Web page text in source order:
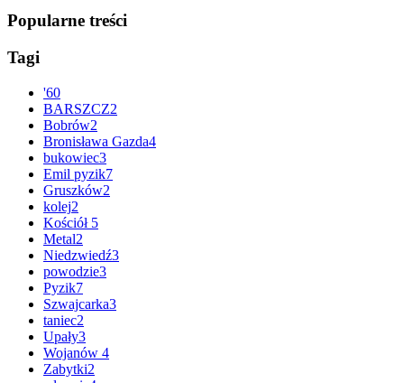
Popularne treści
Tagi
'60
BARSZCZ2
Bobrów2
Bronisława Gazda4
bukowiec3
Emil pyzik7
Gruszków2
kolej2
Kościół 5
Metal2
Niedzwiedź3
powodzie3
Pyzik7
Szwajcarka3
taniec2
Upały3
Wojanów 4
Zabytki2